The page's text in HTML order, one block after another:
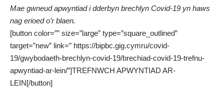
Mae gwneud apwyntiad i dderbyn brechlyn Covid-19 yn haws
nag erioed o’r blaen.
[button color=”” size=”large” type=”square_outlined”
target=”new” link=” https://bipbc.gig.cymru/covid-
19/gwybodaeth-brechlyn-covid-19/brechiad-covid-19-trefnu-
apwyntiad-ar-lein/”]TREFNWCH APWYNTIAD AR-
LEIN[/button]